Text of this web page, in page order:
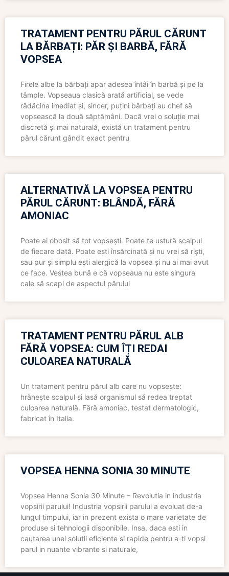
TRATAMENT PENTRU PĂRUL CĂRUNT
LA BĂRBAȚI: PĂR ȘI BARBĂ, FĂRĂ
VOPSEA
Firele albe la bărbați apar adesea întâi în barbă și pe la
tâmple. Vopseaua clasică arată artificial, se vede
rădăcina imediat și, sincer, puțini bărbați au chef să
vopsească la două săptămâni. Dacă vrei o soluție mai
discretă și mai naturală, există un tratament pentru
părul cărunt gândit exact pentru
ALTERNATIVĂ LA VOPSEA PENTRU
PĂRUL CĂRUNT: BLÂNDĂ, FĂRĂ
AMONIAC
Poate ai obosit să tot vopsești. Poate te ustură scalpul
de fiecare dată. Poate ești însărcinată și nu vrei să riști,
sau pur și simplu ești alergică la vopsea și nu ai mai avut
ce face. Vestea bună e că vopseaua nu este singura
cale să scapi de aspectul părului
TRATAMENT PENTRU PĂRUL ALB
FĂRĂ VOPSEA: CUM ÎȚI REDAI
CULOAREA NATURALĂ
Un tratament pentru părul alb care nu vopsește:
hrănește scalpul și lasă organismul să redea treptat
culoarea naturală. Fără amoniac, testat dermatologic,
fabricat în Italia.
VOPSEA HENNA SONIA 30 MINUTE
Vopsea Henna Sonia 30 Minute – Revolutia in industria
vopsirii parului! Industria vopsirii parului a evoluat de-a
lungul timpului, iar in prezent exista o mare varietate de
produse si tehnologii disponibile. Insa, daca esti in
cautarea unei solutii eficiente si rapide pentru a-ti vopsi
parul in nuante vibrante si naturale,